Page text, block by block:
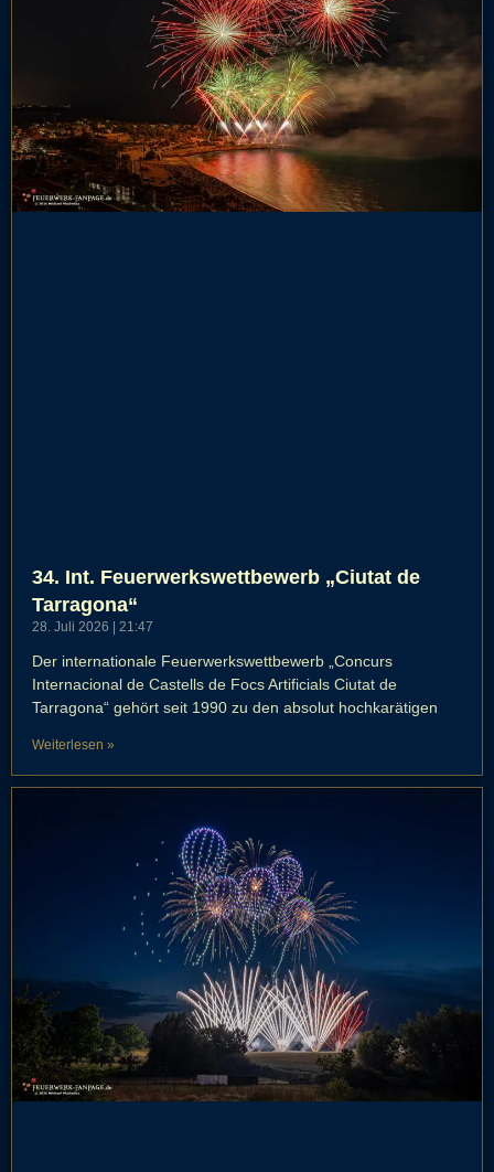
34. Int. Feuerwerkswettbewerb „Ciutat de
Tarragona“
28. Juli 2026 21:47
Der internationale Feuerwerkswettbewerb „Concurs
Internacional de Castells de Focs Artificials Ciutat de
Tarragona“ gehört seit 1990 zu den absolut hochkarätigen
Weiterlesen »